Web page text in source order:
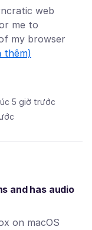
web
me to
my browser
thêm)
5 giờ trước
and has audio
on macOS